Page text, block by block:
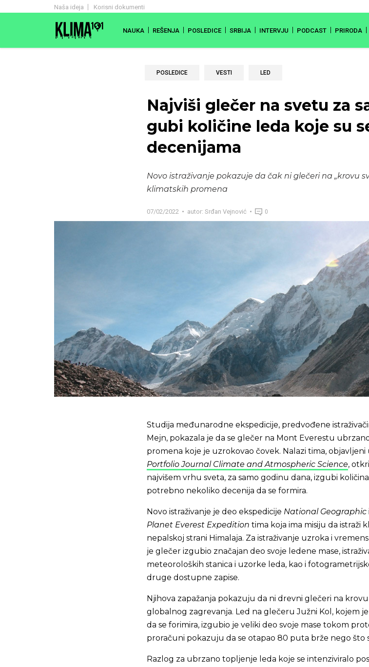
Naša ideja Korisni dokumenti
NAUKA REŠENJA POSLEDICE SRBIJA INTERVJU PODCAST PRIRODA
POSLEDICE VESTI LED
Najviši glečer na svetu za
gubi količine leda koje su
decenijama
Novo istraživanje pokazuje da čak ni glečeri na „krovu
klimatskih promena
07/02/2022 autor: Srđan Vejnović 0
Studija međunarodne ekspedicije, predvođene
Mejn, pokazala je da se glečer na Mont Everestu
promena koje je uzrokovao čovek. Nalazi tima, objavljeni
Portfolio Journal Climate and Atmospheric Science,
najvišem vrhu sveta, za samo godinu dana, izgubi
potrebno nekoliko decenija da se formira.
Novo istraživanje je deo ekspedicije National Geographic i
Planet Everest Expedition tima koja ima misiju da istraži
nepalskoj strani Himalaja. Za istraživanje uzroka i
je glečer izgubio značajan deo svoje ledene mase,
meteoroloških stanica i uzorke leda, kao i
druge dostupne zapise.
Njihova zapažanja pokazuju da ni drevni glečeri na
globalnog zagrevanja. Led na glečeru Južni Kol, kojem
da se forimira, izgubio je veliki deo svoje mase tokom
proračuni pokazuju da se otapao 80 puta brže nego što
Razlog za ubrzano topljenje leda koje se intenziviralo